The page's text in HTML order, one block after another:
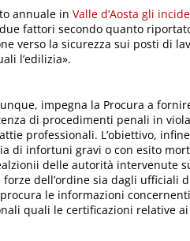
annuale in Valle d’Aosta gli
fattori secondo quanto
verso la sicurezza sui posti di
l’edilizia».
impegna la Procura a
di procedimenti penali in
professionali. L’obiettivo,
di infortuni gravi o con esito
delle autorità intervenute
dell’ordine sia dagli
le informazioni
quali le certificazioni relative